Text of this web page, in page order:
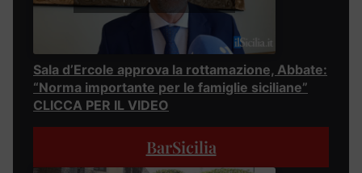
Sala d’Ercole approva la rottamazione, Abbate:
“Norma importante per le famiglie siciliane”
CLICCA PER IL VIDEO
BarSicilia